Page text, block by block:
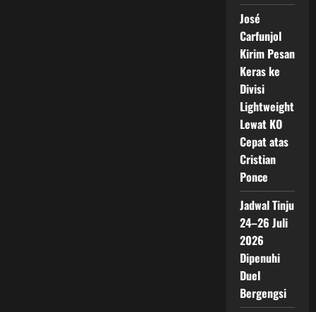
José
Carfunjol
Kirim Pesan
Keras ke
Divisi
Lightweight
Lewat KO
Cepat atas
Cristian
Ponce
Jadwal Tinju
24–26 Juli
2026
Dipenuhi
Duel
Bergengsi